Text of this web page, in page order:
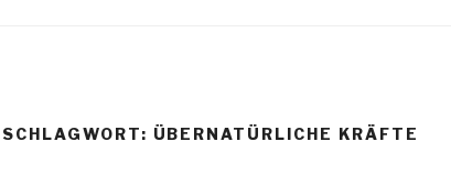
SCHLAGWORT: ÜBERNATÜRLICHE KRÄFTE